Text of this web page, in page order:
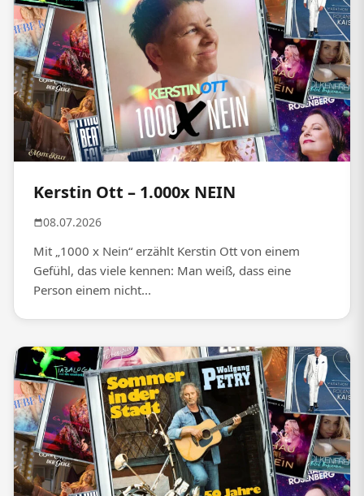
Kerstin Ott – 1.000x NEIN
08.07.2026
Mit „1000 x Nein“ erzählt Kerstin Ott von einem
Gefühl, das viele kennen: Man weiß, dass eine
Person einem nicht...